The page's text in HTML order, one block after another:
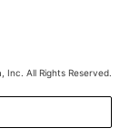
Inc. All Rights Reserved.